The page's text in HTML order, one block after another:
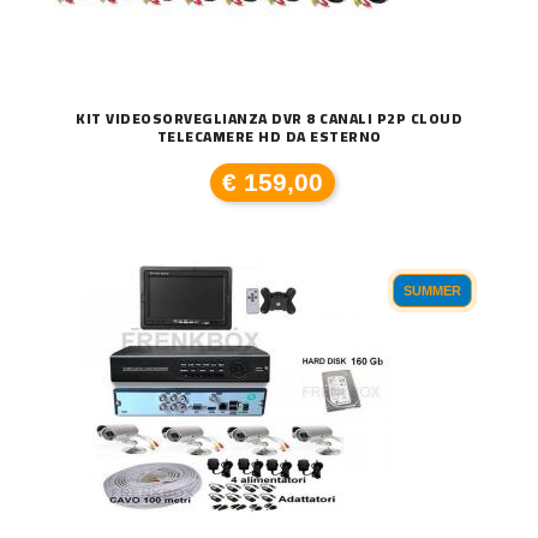
KIT VIDEOSORVEGLIANZA DVR 8 CANALI P2P CLOUD
TELECAMERE HD DA ESTERNO
€ 159,00
SUMMER